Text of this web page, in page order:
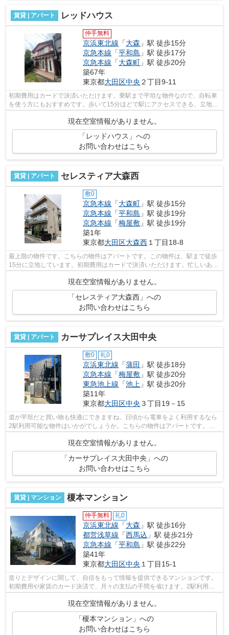
賃貸 | アパート レッドハウス
仲手無料
京浜東北線 「大森 」駅 徒歩15分
京急本線 「平和島 」駅 徒歩17分
京急本線 「大森町 」駅 徒歩20分
築67年
東京都大田区中央 ２丁目9-11
初期費用はカードで決済いただけます。乗駅まで平坦な物件なので、自転車
を使う方にもおすすめです。歩いて15分ほどで駅にアクセスできる、立地の
良さも魅力の物件です。こちらの物件...
現在空室情報がありません。
「レッドハウス」への
お問い合わせはこちら
賃貸 | アパート セレスティア大森西
敷0
京急本線 「大森町 」駅 徒歩15分
京急本線 「平和島 」駅 徒歩19分
京急本線 「梅屋敷 」駅 徒歩19分
築1年
東京都大田区大森西１丁目18-8
最上階の物件です。こちらの物件はアパートです。この物件は、駅まで徒歩
15分に立地しています。初期費用はカードで決済いただけます。忙しいあな
現在空室情報がありません。
「セレスティア大森西」への
お問い合わせはこちら
賃貸 | アパート カーサプレイス大田中央
敷0 礼0
京浜東北線 「蒲田 」駅 徒歩18分
京急本線 「梅屋敷 」駅 徒歩20分
東急池上線 「池上 」駅 徒歩20分
築11年
東京都大田区中央 ３丁目19－15
道が平坦だと買い物も快適にできますね。日頃から電車をよく利用するなら
2駅利用可能な物件はいかがでしょうか。こちらの物件はアパートです。こ
ちらの物件では初期費用をカードでお支...
現在空室情報がありません。
「カーサプレイス大田中央」への
お問い合わせはこちら
賃貸 | マンション 榎本マンション
仲手無料 礼0
京浜東北線 「大森 」駅 徒歩16分
都営浅草線 「西馬込 」駅 徒歩21分
京急本線 「平和島 」駅 徒歩22分
築41年
東京都大田区中央 １丁目15-1
造りとデザインに関して、自信をもって情報を提供できるマンションです。
初期費用や家賃のカード決済で、月々の支払の手間を省けます。2駅利用で
現在空室情報がありません。
「榎本マンション」への
お問い合わせはこちら